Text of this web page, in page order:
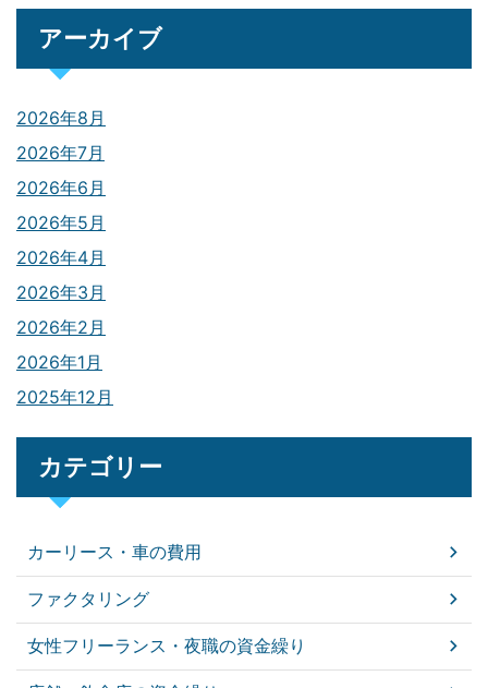
アーカイブ
2026年8月
2026年7月
2026年6月
2026年5月
2026年4月
2026年3月
2026年2月
2026年1月
2025年12月
カテゴリー
カーリース・車の費用
ファクタリング
女性フリーランス・夜職の資金繰り